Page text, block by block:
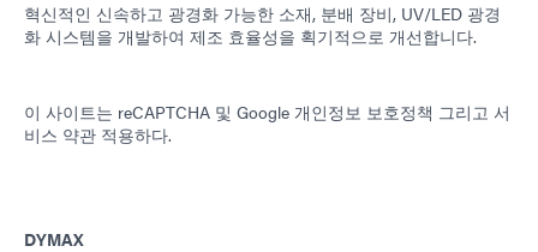
혁신적인 신속하고 광경화 가능한 소재, 분배 장비, UV/LED 광경
화 시스템을 개발하여 제조 효율성을 획기적으로 개선합니다.
이 사이트는 reCAPTCHA 및 Google 개인정보 보호정책 그리고 서
비스 약관 적용하다.
DYMAX